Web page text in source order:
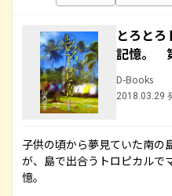
とろと
記憶。
D-Books
2018.03.29
子供の頃から夢見ていた南の
が、島で出合うトロピカルで
憶。